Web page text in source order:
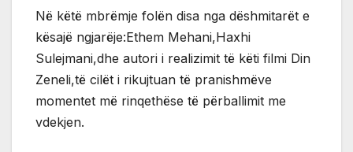
Në këtë mbrëmje folën disa nga dëshmitarët e
kësajë ngjarëje:Ethem Mehani,Haxhi
Sulejmani,dhe autori i realizimit të këti filmi Din
Zeneli,të cilët i rikujtuan të pranishmëve
momentet më rinqethëse të përballimit me
vdekjen.